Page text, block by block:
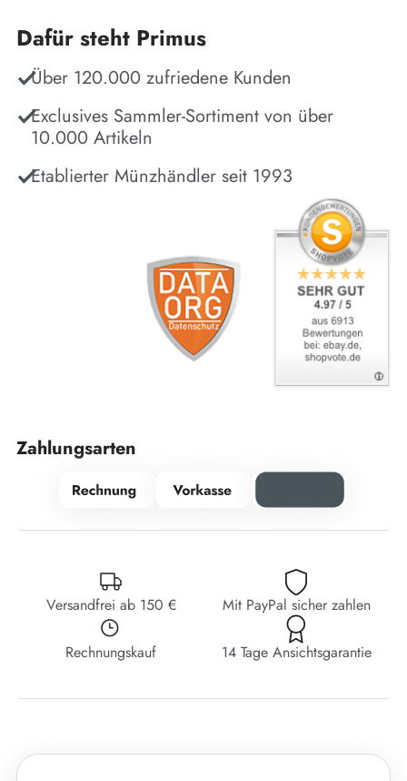
Dafür steht Primus
Über 120.000 zufriedene Kunden
Exclusives Sammler-Sortiment von über
10.000 Artikeln
Etablierter Münzhändler seit 1993
Zahlungsarten
Versandfrei ab 150 € Mit PayPal sicher zahlen
Rechnungskauf 14 Tage Ansichtsgarantie